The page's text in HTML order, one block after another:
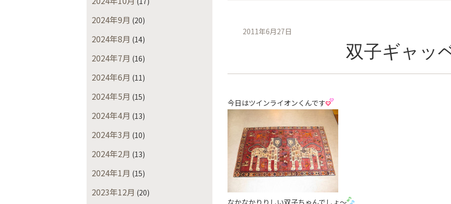
2024年9月 (20)
2024年8月 (14)
2024年7月 (16)
2024年6月 (11)
2024年5月 (15)
2024年4月 (13)
2024年3月 (10)
2024年2月 (13)
2024年1月 (15)
2023年12月 (20)
2011年6月27日
双子ギャッ
今日はツインライオンくんです
なかなかりりしい双子ちゃんでしょ〜